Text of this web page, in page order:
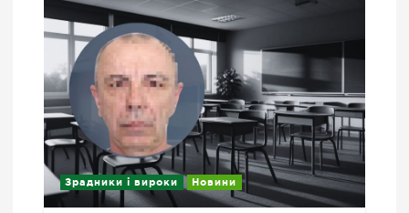
Зрадники і вироки Новини